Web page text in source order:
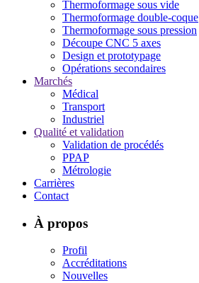
Thermoformage sous vide
Thermoformage double-coque
Thermoformage sous pression
Découpe CNC 5 axes
Design et prototypage
Opérations secondaires
Marchés
Médical
Transport
Industriel
Qualité et validation
Validation de procédés
PPAP
Métrologie
Carrières
Contact
À propos
Profil
Accréditations
Nouvelles